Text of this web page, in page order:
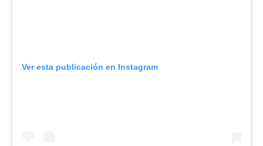
Ver esta publicación en Instagram